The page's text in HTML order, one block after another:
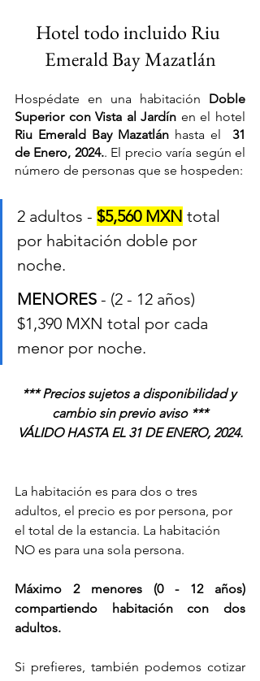
Hotel todo incluido Riu
Emerald Bay Mazatlán
Hospédate en una habitación Doble
Superior con Vista al Jardín
Riu Emerald Bay Mazatlán hasta el 31
de Enero, 2024.. El precio varía según el
número de personas que se hospeden:
2 adultos - $5,560 MXN total
por habitación doble por
noche.
MENORES - (2 - 12 años)
$1,390 MXN total por cada
menor por noche.
*** Precios sujetos a disponibilidad y
cambio sin previo aviso ***
VÁLIDO HASTA EL 31 DE ENERO, 2024.
La habitación es para dos o tres
adultos, el precio es por persona, por
el total de la estancia. La habitación
NO es para una sola persona.
Máximo 2 menores (0 - 12 años)
compartiendo habitación con dos
adultos.
Si prefieres, también podemos cotizar